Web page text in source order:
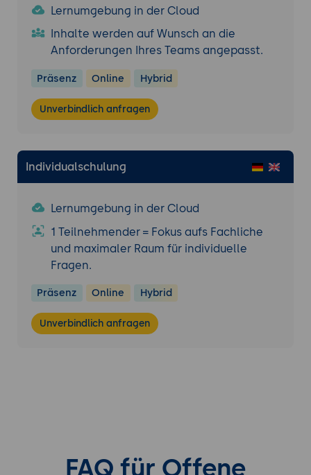
Lernumgebung in der Cloud
Inhalte werden auf Wunsch an die
Anforderungen Ihres Teams angepasst.
Präsenz Online Hybrid
Unverbindlich anfragen
Individualschulung
Lernumgebung in der Cloud
1 Teilnehmender = Fokus aufs Fachliche
und maximaler Raum für individuelle
Fragen.
Präsenz Online Hybrid
Unverbindlich anfragen
FAQ für Offene